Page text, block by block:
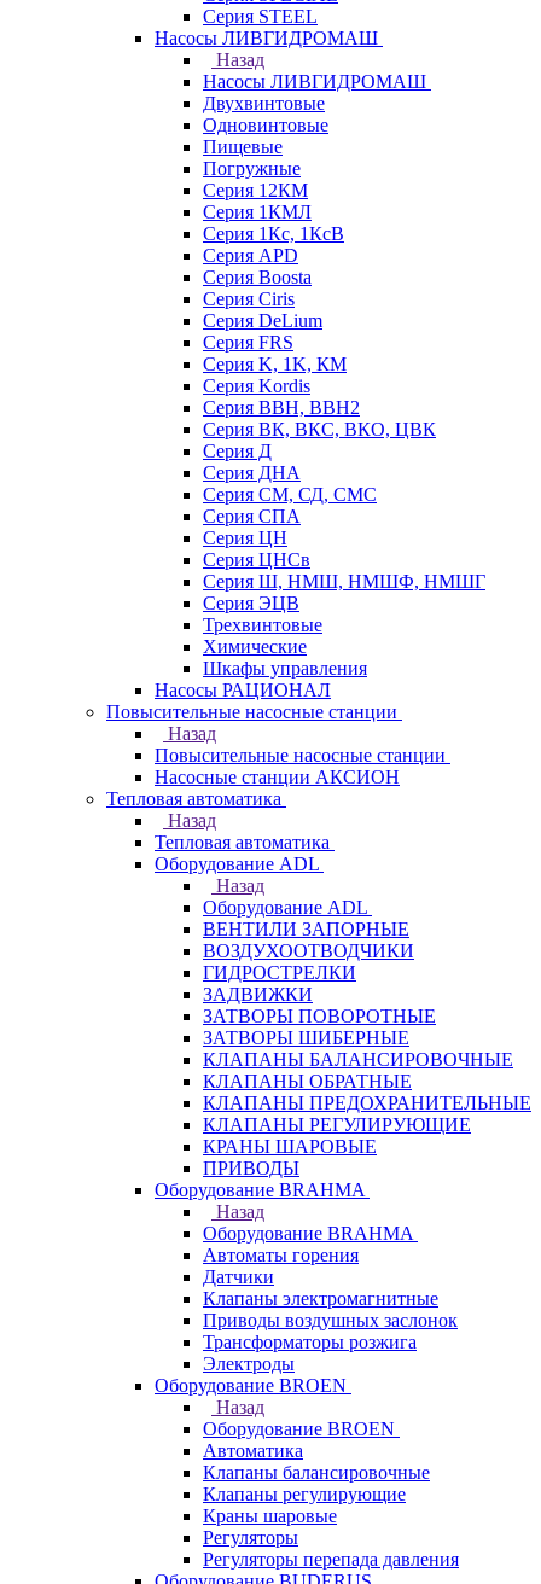
Серия STEEL
Насосы ЛИВГИДРОМАШ
Назад
Насосы ЛИВГИДРОМАШ
Двухвинтовые
Одновинтовые
Пищевые
Погружные
Серия 12КМ
Серия 1КМЛ
Серия 1Кс, 1КсВ
Серия APD
Серия Boosta
Серия Ciris
Серия DeLium
Серия FRS
Серия K, 1K, КМ
Серия Kordis
Серия ВВН, ВВН2
Серия ВК, ВКС, ВКО, ЦВК
Серия Д
Серия ДНА
Серия СМ, СД, СМС
Серия СПА
Серия ЦН
Серия ЦНСв
Серия Ш, НМШ, НМШФ, НМШГ
Серия ЭЦВ
Трехвинтовые
Химические
Шкафы управления
Насосы РАЦИОНАЛ
Повысительные насосные станции
Назад
Повысительные насосные станции
Насосные станции АКСИОН
Тепловая автоматика
Назад
Тепловая автоматика
Оборудование ADL
Назад
Оборудование ADL
ВЕНТИЛИ ЗАПОРНЫЕ
ВОЗДУХООТВОДЧИКИ
ГИДРОСТРЕЛКИ
ЗАДВИЖКИ
ЗАТВОРЫ ПОВОРОТНЫЕ
ЗАТВОРЫ ШИБЕРНЫЕ
КЛАПАНЫ БАЛАНСИРОВОЧНЫЕ
КЛАПАНЫ ОБРАТНЫЕ
КЛАПАНЫ ПРЕДОХРАНИТЕЛЬНЫЕ
КЛАПАНЫ РЕГУЛИРУЮЩИЕ
КРАНЫ ШАРОВЫЕ
ПРИВОДЫ
Оборудование BRAHMA
Назад
Оборудование BRAHMA
Автоматы горения
Датчики
Клапаны электромагнитные
Приводы воздушных заслонок
Трансформаторы розжига
Электроды
Оборудование BROEN
Назад
Оборудование BROEN
Автоматика
Клапаны балансировочные
Клапаны регулирующие
Краны шаровые
Регуляторы
Регуляторы перепада давления